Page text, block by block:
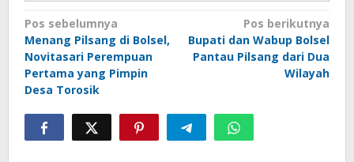
Navigasi
pos
Pos sebelumnya
Menang Pilsang di Bolsel,
Novitasari Perempuan
Pertama yang Pimpin
Desa Torosik
Pos berikutnya
Bupati dan Wabup Bolsel
Pantau Pilsang dari Dua
Wilayah